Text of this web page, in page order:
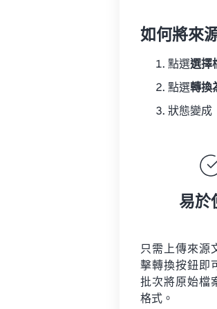
如何將來
點選選擇
點選轉換
狀態變成
易於
只需上傳來源
擊轉換按鈕即
批次將原始檔
格式。